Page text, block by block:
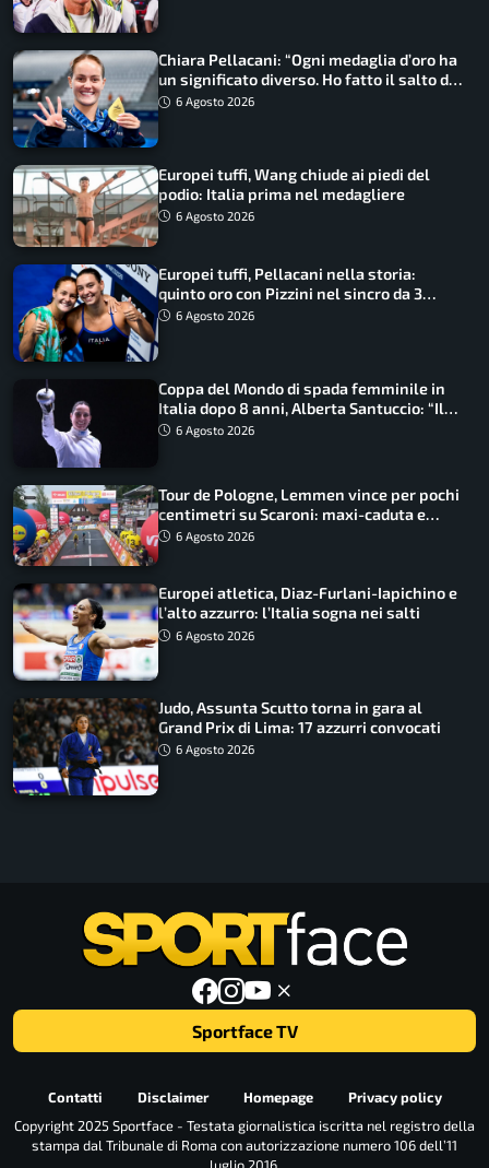
Chiara Pellacani: “Ogni medaglia d’oro ha
un significato diverso. Ho fatto il salto di
qualità”
6 Agosto 2026
Europei tuffi, Wang chiude ai piedi del
podio: Italia prima nel medagliere
6 Agosto 2026
Europei tuffi, Pellacani nella storia:
quinto oro con Pizzini nel sincro da 3
metri
6 Agosto 2026
Coppa del Mondo di spada femminile in
Italia dopo 8 anni, Alberta Santuccio: “Il
lavoro dà sempre i suoi frutti”
6 Agosto 2026
Tour de Pologne, Lemmen vince per pochi
centimetri su Scaroni: maxi-caduta e
tappa accorciata
6 Agosto 2026
Europei atletica, Diaz-Furlani-Iapichino e
l’alto azzurro: l’Italia sogna nei salti
6 Agosto 2026
Judo, Assunta Scutto torna in gara al
Grand Prix di Lima: 17 azzurri convocati
6 Agosto 2026
Sportface TV
Contatti Disclaimer Homepage
Privacy policy
Copyright 2025 Sportface - Testata giornalistica iscritta nel registro della
stampa dal Tribunale di Roma con autorizzazione numero 106 dell’11